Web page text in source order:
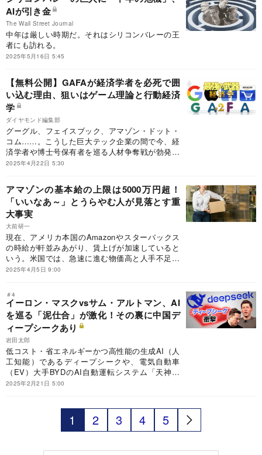
あるのか。
AIが引き金
The Wall Street Journal
中年は厳しい時期だ。それはシリコンバレーの王
者にも訪れる。
2025年5月16日 5:45
【無料公開】GAFAが経済学者を必死で囲
い込む理由、狙いはゲーム理論と行動経済
学
ダイヤモンド編集部
グーグル、フェイスブック、アマゾン・ドット・
コム……。こうした巨大テック企業の間で今、経
済学者や博士号保有者を巡る人材争奪戦が勃発し
ている。世界のトップ企業がなぜ経済学をビジネ
2025年4月22日 5:30
アマゾンの基本給の上限は5000万円超！
「いいなあ～」とうらやむ人が見落とす重
大事実
大前研一
現在、アメリカ本国のAmazonやスターバックス
の時給が軒並みあがり、賃上げが加速していると
いう。米国では、急速に進む物価高と人手不足が
賃上げを招いている一方で、それらの仕事はいず
招いた“サイバー革命”による雇用への影響につい
て著者が解説する。
2025年4月5日 9:00
＃4
イーロン・マスクvsサム・アルトマン、AI
を巡る「泥仕合」が激化！その裏に中国デ
ィープシークあり
岩田太郎
低コスト・省エネルギーかつ高性能の生成AI（人
工知能）であるディープシークや、電気自動車
（EV）大手BYDのAI自動運転システム「天神之
眼（神の目）」など、中国発の最先端テクノロジ
る例が増えている。とりわけ注目されるのがxAI
のイーロン・マスク氏がオープンAIのサム・アル
トマン氏に仕掛けた場外戦だ。中国からの衝撃
2025年2月21日 5:00
1 2 3 4 5